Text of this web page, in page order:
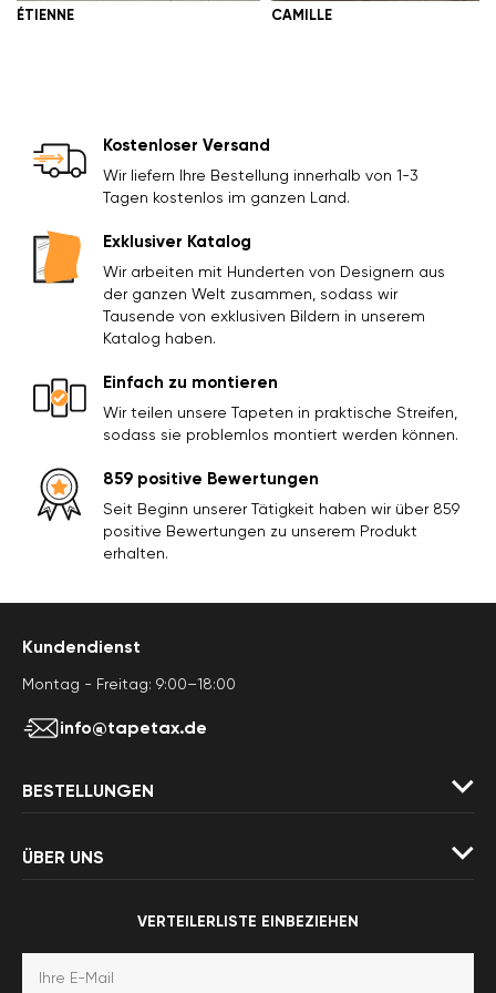
ÉTIENNE CAMILLE
Kostenloser Versand
Wir liefern Ihre Bestellung innerhalb von 1-3
Tagen kostenlos im ganzen Land.
Exklusiver Katalog
Wir arbeiten mit Hunderten von Designern aus
der ganzen Welt zusammen, sodass wir
Tausende von exklusiven Bildern in unserem
Katalog haben.
Einfach zu montieren
Wir teilen unsere Tapeten in praktische Streifen,
sodass sie problemlos montiert werden können.
859 positive Bewertungen
Seit Beginn unserer Tätigkeit haben wir über 859
positive Bewertungen zu unserem Produkt
erhalten.
Kundendienst
Montag - Freitag: 9:00–18:00
info@tapetax.de
BESTELLUNGEN
ÜBER UNS
VERTEILERLISTE EINBEZIEHEN